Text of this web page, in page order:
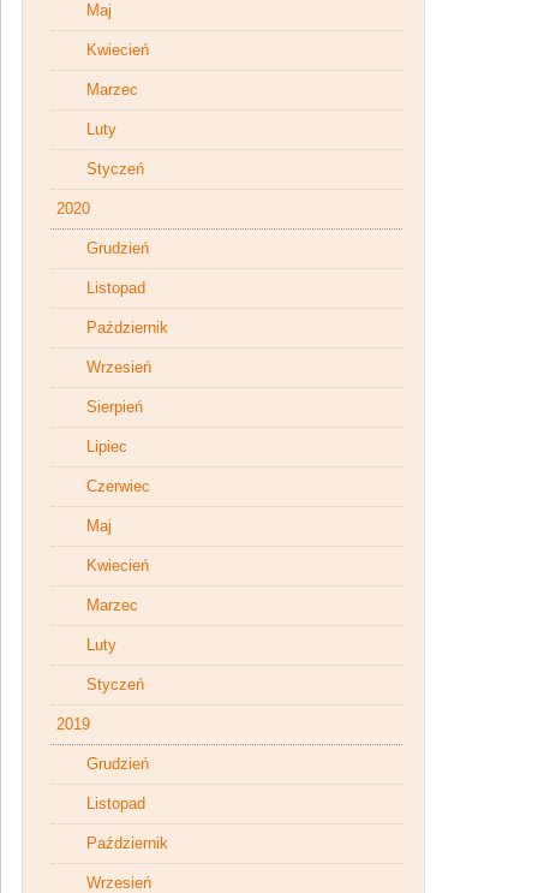
Maj
Kwiecień
Marzec
Luty
Styczeń
2020
Grudzień
Listopad
Październik
Wrzesień
Sierpień
Lipiec
Czerwiec
Maj
Kwiecień
Marzec
Luty
Styczeń
2019
Grudzień
Listopad
Październik
Wrzesień